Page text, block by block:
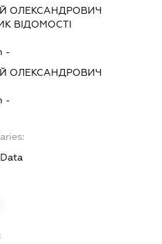
ОЛЕКСАНДРОВИЧ
ВІДОМОСТІ
-
ОЛЕКСАНДРОВИЧ
-